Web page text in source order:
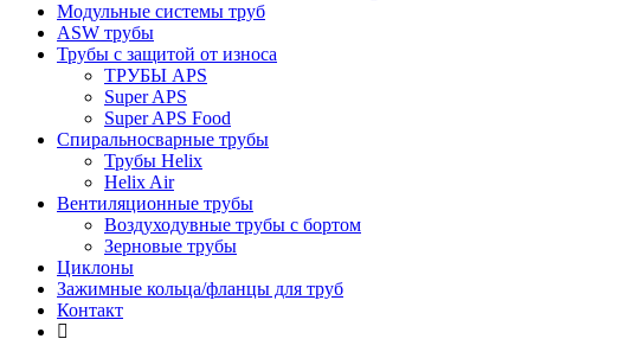
Модульные системы труб
ASW трубы
Трубы с защитой от износа
ТРУБЫ APS
Super APS
Super APS Food
Спиральносварные трубы
Трубы Helix
Helix Air
Вентиляционные трубы
Bоздуходувные трубы с бортом
Зерновые трубы
Циклоны
Зажимные кольца/фланцы для труб
Контакт